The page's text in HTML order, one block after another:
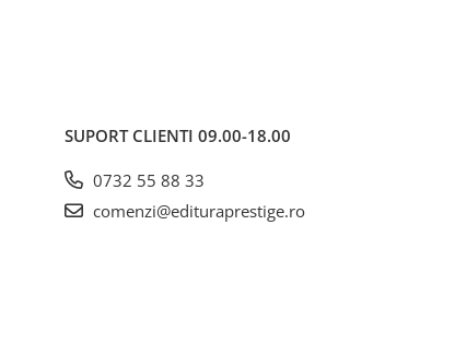
SUPORT CLIENTI 09.00-18.00
0732 55 88 33
comenzi@edituraprestige.ro